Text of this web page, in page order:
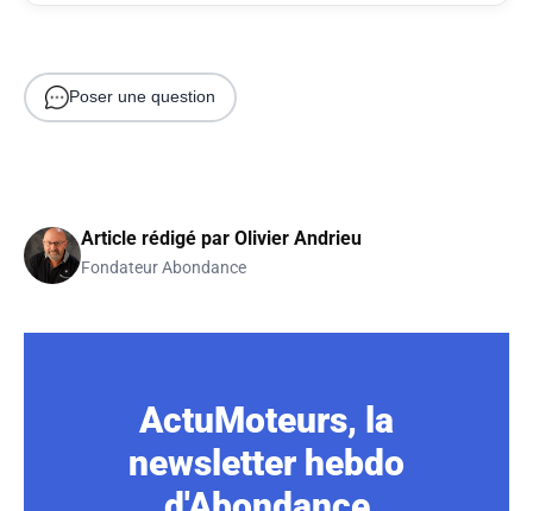
Poser une question
Article rédigé par Olivier Andrieu
Fondateur Abondance
ActuMoteurs, la
newsletter hebdo